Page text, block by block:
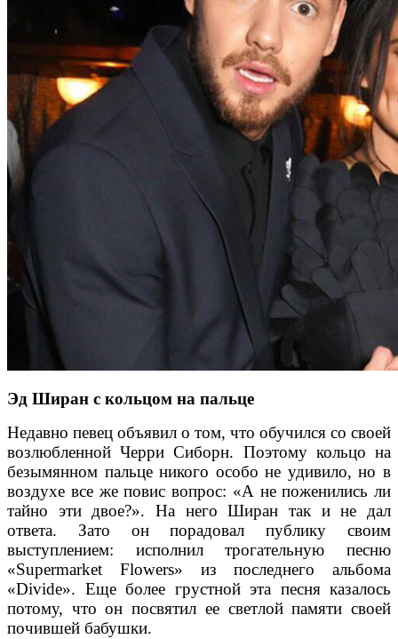
Эд Ширан с кольцом на пальце
Недавно певец объявил о том, что обучился со своей
возлюбленной Черри Сиборн. Поэтому кольцо на
безымянном пальце никого особо не удивило, но в
воздухе все же повис вопрос: «А не поженились ли
тайно эти двое?». На него Ширан так и не дал
ответа. Зато он порадовал публику своим
выступлением: исполнил трогательную песню
«Supermarket Flowers» из последнего альбома
«Divide». Еще более грустной эта песня казалось
потому, что он посвятил ее светлой памяти своей
почившей бабушки.